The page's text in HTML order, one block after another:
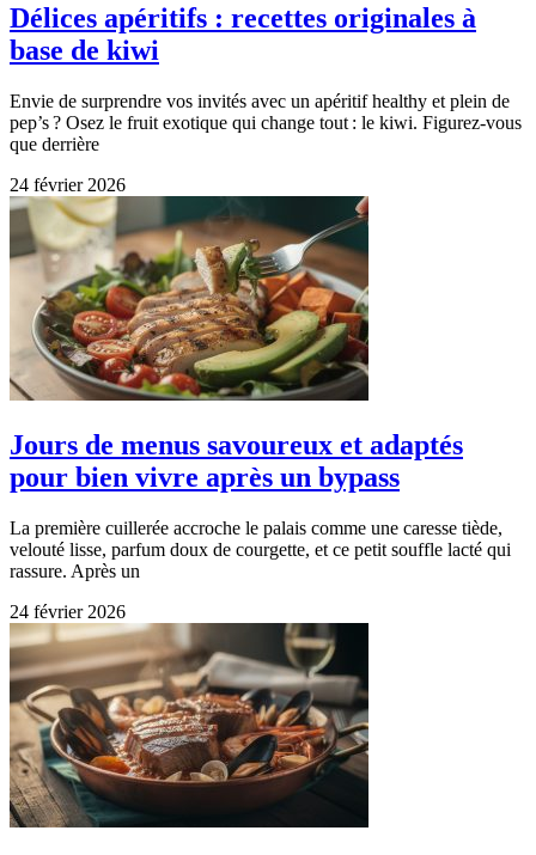
Délices apéritifs : recettes originales à
base de kiwi
Envie de surprendre vos invités avec un apéritif healthy et plein de
pep’s ? Osez le fruit exotique qui change tout : le kiwi. Figurez-vous
que derrière
24 février 2026
Jours de menus savoureux et adaptés
pour bien vivre après un bypass
La première cuillerée accroche le palais comme une caresse tiède,
velouté lisse, parfum doux de courgette, et ce petit souffle lacté qui
rassure. Après un
24 février 2026